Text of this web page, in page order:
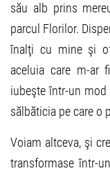
său alb prins
parcul Florilor.
înalţi cu mine şi
aceluia care m-ar
iubeşte într-un mod
sălbăticia pe care o
Voiam altceva, şi
transformase într-